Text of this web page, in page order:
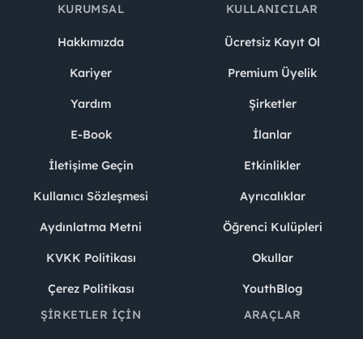
KURUMSAL
Hakkımızda
Kariyer
Yardım
E-Book
İletişime Geçin
Kullanıcı Sözleşmesi
Aydınlatma Metni
KVKK Politikası
Çerez Politikası
KULLANICILAR
Ücretsiz Kayıt Ol
Premium Üyelik
Şirketler
İlanlar
Etkinlikler
Ayrıcalıklar
Öğrenci Kulüpleri
Okullar
YouthBlog
ŞIRKETLER İÇIN
ARAÇLAR